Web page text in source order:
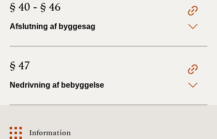
§ 40 - § 46
Afslutning af byggesag
§ 47
Nedrivning af bebyggelse
Information